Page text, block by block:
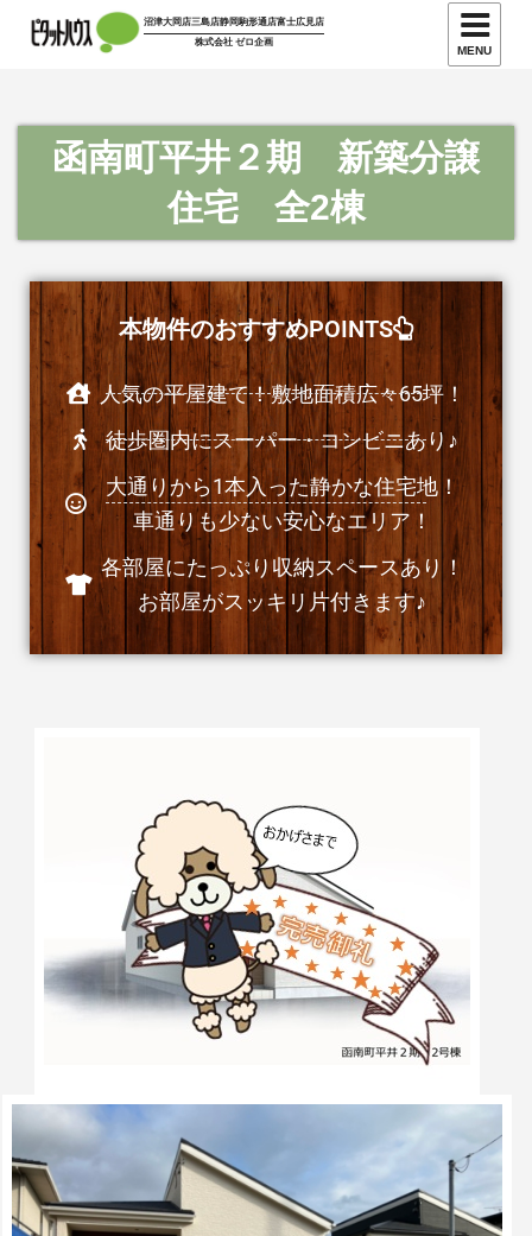
沼津大岡店三島店静岡駒形通店富士広見店
株式会社 ゼロ企画
MENU
函南町平井２期 新築分譲
住宅 全2棟
本物件のおすすめPOINTS
人気の平屋建て！敷地面積広々65坪！
徒歩圏内にスーパー・コンビニあり♪
大通りから1本入った静かな住宅地！
車通りも少ない安心なエリア！
各部屋にたっぷり収納スペースあり！
お部屋がスッキリ片付きます♪